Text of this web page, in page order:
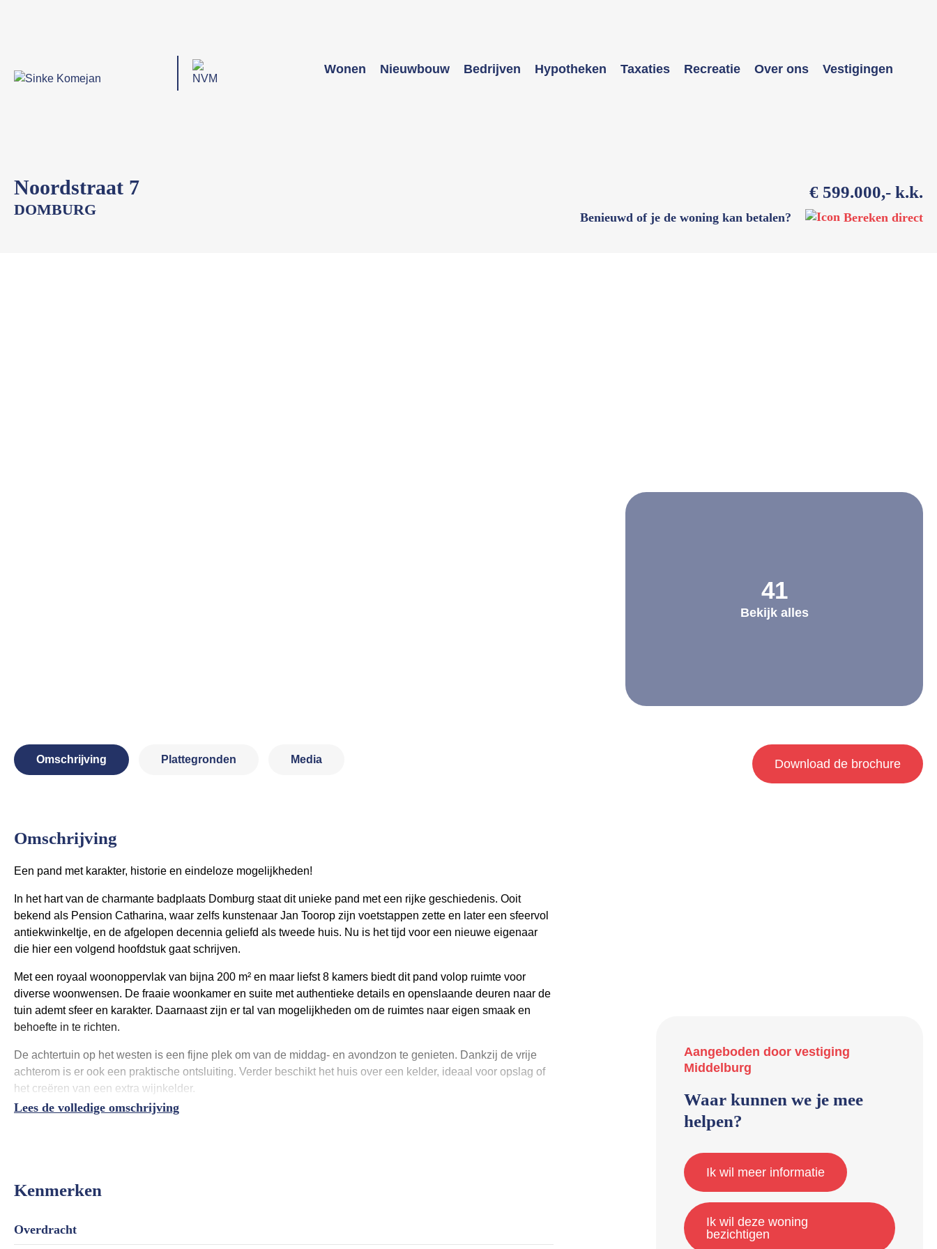
Wonen Nieuwbouw Bedrijven Hypotheken Taxaties Recreatie Over ons Vestigingen
Noordstraat 7
DOMBURG
€ 599.000,- k.k.
Benieuwd of je de woning kan betalen? Bereken direct
41
Bekijk alles
Omschrijving Plattegronden Media
Omschrijving
Een pand met karakter, historie en eindeloze mogelijkheden!
In het hart van de charmante badplaats Domburg staat dit unieke pand met een rijke geschiedenis. Ooit
bekend als Pension Catharina, waar zelfs kunstenaar Jan Toorop zijn voetstappen zette en later een sfeervol
antiekwinkeltje, en de afgelopen decennia geliefd als tweede huis. Nu is het tijd voor een nieuwe eigenaar
die hier een volgend hoofdstuk gaat schrijven.
Met een royaal woonoppervlak van bijna 200 m² en maar liefst 8 kamers biedt dit pand volop ruimte voor
diverse woonwensen. De fraaie woonkamer en suite met authentieke details en openslaande deuren naar de
tuin ademt sfeer en karakter. Daarnaast zijn er tal van mogelijkheden om de ruimtes naar eigen smaak en
behoefte in te richten.
De achtertuin op het westen is een fijne plek om van de middag- en avondzon te genieten. Dankzij de vrije
achterom is er ook een praktische ontsluiting. Verder beschikt het huis over een kelder, ideaal voor opslag of
het creëren van een extra wijnkelder.
De ligging is ronduit uniek: midden in het gezellige centrum van Domburg, met winkels, restaurants, het
door de ruimte, de charme en de mogelijkheden die dit huis biedt.
Lees de volledige omschrijving
Kenmerken
Overdracht
Download de brochure
Aangeboden door vestiging
Middelburg
Waar kunnen we je mee
helpen?
Ik wil meer informatie
Ik wil deze woning
bezichtigen